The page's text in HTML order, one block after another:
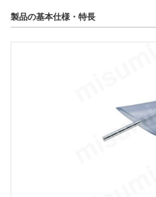
製品の基本仕様・特長